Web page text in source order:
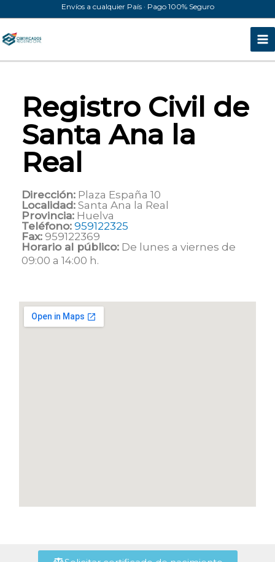
al
contenido
Envíos a cualquier País · Pago 100% Seguro
Registro Civil de
Santa Ana la
Real
Dirección: Plaza España 10
Localidad: Santa Ana la Real
Provincia: Huelva
Teléfono: 959122325
Fax: 959122369
Horario al público: De lunes a viernes de
09:00 a 14:00 h.